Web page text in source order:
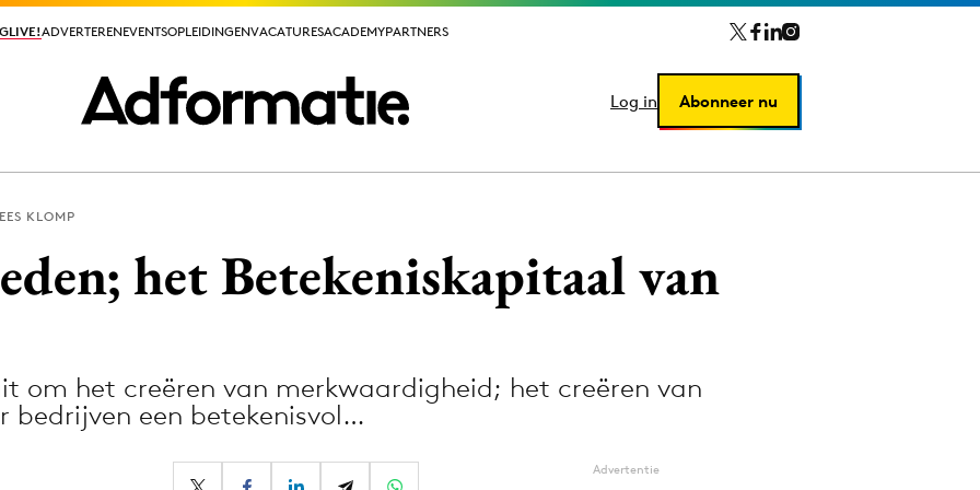
ADVERTERENEVENTSOPLEIDINGENVACATURESACADEMYPARTNERS
Log in Abonneer nu
ADVERTERENEVENTSOPLEIDINGENVACATURESACADEMYPARTNERS
Log in Abonneer nu
Media
Merkstrategie
PR
KLOMP
het Betekeniskapitaal van
om het creëren van merkwaardigheid; het creëren van
bedrijven een betekenisvol…
Advertentie